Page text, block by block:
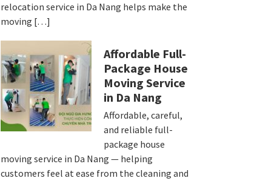
relocation service in Da Nang helps make the
moving […]
Affordable Full-
Package House
Moving Service
in Da Nang
Affordable, careful,
and reliable full-
package house
moving service in Da Nang — helping
customers feel at ease from the cleaning and